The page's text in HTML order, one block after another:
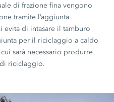
di frazione fina vengono
tramite l’aggiunta
evita di intasare il tamburo
per il riciclaggio a caldo
sarà necessario produrre
riciclaggio.